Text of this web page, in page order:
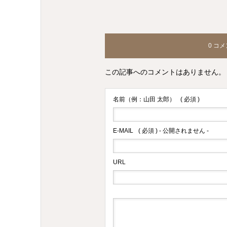
0 コメ
この記事へのコメントはありません。
名前（例：山田 太郎） ( 必須 )
E-MAIL ( 必須 ) - 公開されません -
URL